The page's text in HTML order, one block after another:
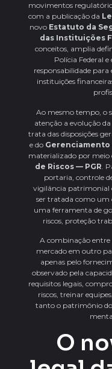
movimentos
com a publicação da
novo Estatuto da
das Instituições
conceitos, amplia
Polícia Federal
responsabilidade
instituições
Ao mesmo tempo, o
atenção a evolução da
trata das disposições
e do Gerenciamento
materializado por meio
de Riscos — PGR .
portaria, controle
vigilância patrimonial
ser tratada como
uma ferramenta de
riscos, proteção
A combinação entre
mercado em outro
apenas pelo
observado pela
requisitos legais,
riscos, treinar
tanto o patrimônio
O